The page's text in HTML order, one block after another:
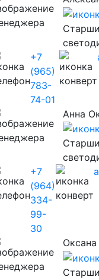
+7
(965)
783-
74-01
Анна
+7
(964)
334-
99-
30